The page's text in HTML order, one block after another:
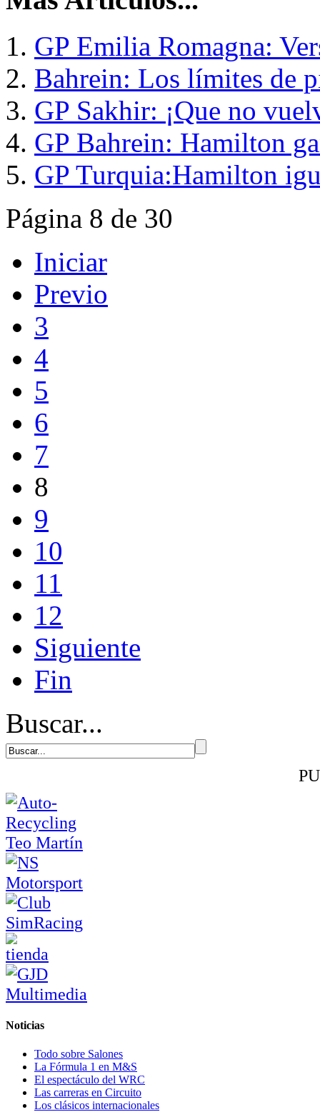
GP Emilia Romagna:
Bahrein: Los límites de
GP Sakhir: ¡Que no
GP Bahrein: Hamilton
GP Turquia:Hamilton
Página 8 de 30
Iniciar
Previo
3
4
5
6
7
8
9
10
11
12
Siguiente
Fin
Buscar...
Noticias
Todo sobre Salones
La Fórmula 1 en M&S
El espectáculo del WRC
Las carreras en Circuito
Los clásicos internacionales